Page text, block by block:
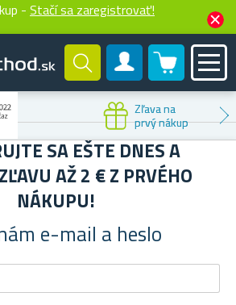
- Stačí sa zaregistrovať!
Zákaznícky účet
0 produktů
Zľava na
prvý nákup
SA EŠTE DNES A
AŽ 2 € Z PRVÉHO
NÁKUPU!
e-mail a heslo